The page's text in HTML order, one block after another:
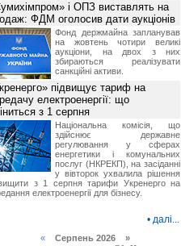
і ОПЗ виставлять на
ФДМ оголосив дати аукціонів
Фонд держмайна запланував
на жовтень чотири великі
аукціони, на двох з них
збираються реалізувати
санкційні активи.
підвищує тариф на
електроенергії: що
з 1 серпня
Національна комісія, що
здійснює державне
регулювання у сферах
енергетики і комунальних
послуг (НКРЕКП), на засіданні
у вівторок ухвалила рішення
з 1 серпня тарифи Укренерго на
електроенергії для бізнесу.
• далі...
«Серпень 2026 »